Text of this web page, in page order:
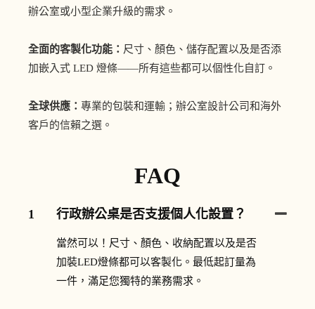
辦公室或小型企業升級的需求。
全面的客製化功能： 尺寸、顏色、儲存配置以及是否添
加嵌入式 LED 燈條——所有這些都可以個性化自訂。
全球供應： 專業的包裝和運輸；辦公室設計公司和海外
客戶的信賴之選。
FAQ
1 行政辦公桌是否支援個人化設置？
當然可以！尺寸、顏色、收納配置以及是否
加裝LED燈條都可以客製化。最低起訂量為
一件，滿足您獨特的業務需求。